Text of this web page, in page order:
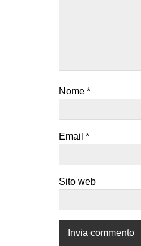
Nome *
Email *
Sito web